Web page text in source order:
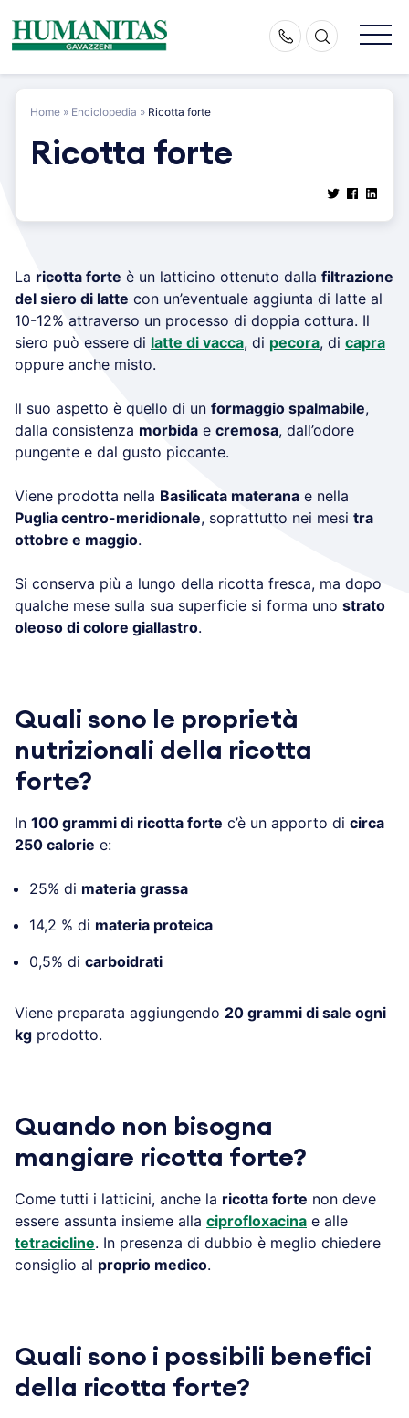
content
Home » Enciclopedia » Ricotta forte
Ricotta forte
La ricotta forte è un latticino ottenuto dalla filtrazione
del siero di latte con un’eventuale aggiunta di latte al
10-12% attraverso un processo di doppia cottura. Il
siero può essere di latte di vacca, di pecora, di capra
oppure anche misto.
Il suo aspetto è quello di un formaggio spalmabile,
dalla consistenza morbida e cremosa, dall’odore
pungente e dal gusto piccante.
Viene prodotta nella Basilicata materana e nella
Puglia centro-meridionale, soprattutto nei mesi tra
ottobre e maggio.
Si conserva più a lungo della ricotta fresca, ma dopo
qualche mese sulla sua superficie si forma uno strato
oleoso di colore giallastro.
Quali sono le proprietà
nutrizionali della ricotta
forte?
In 100 grammi di ricotta forte c’è un apporto di circa
250 calorie e:
25% di materia grassa
14,2 % di materia proteica
0,5% di carboidrati
Viene preparata aggiungendo 20 grammi di sale ogni
kg prodotto.
Quando non bisogna
mangiare ricotta forte?
Come tutti i latticini, anche la ricotta forte non deve
essere assunta insieme alla ciprofloxacina e alle
tetracicline. In presenza di dubbio è meglio chiedere
consiglio al proprio medico.
Quali sono i possibili benefici
della ricotta forte?